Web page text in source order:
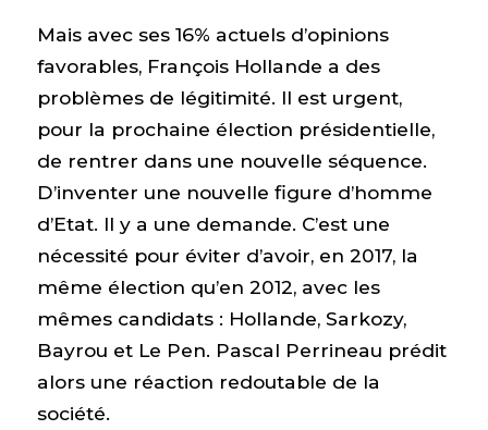
Mais avec ses 16% actuels d’opinions
favorables, François Hollande a des
problèmes de légitimité. Il est urgent,
pour la prochaine élection présidentielle,
de rentrer dans une nouvelle séquence.
D’inventer une nouvelle figure d’homme
d’Etat. Il y a une demande. C’est une
nécessité pour éviter d’avoir, en 2017, la
même élection qu’en 2012, avec les
mêmes candidats : Hollande, Sarkozy,
Bayrou et Le Pen. Pascal Perrineau prédit
alors une réaction redoutable de la
société.